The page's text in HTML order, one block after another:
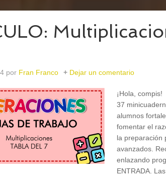
por Fran Franco Dejar un comentario
¡Hola,
37
alumnos
fomentar el
la preparación
avanzados.
enlazando
ENTRADA.